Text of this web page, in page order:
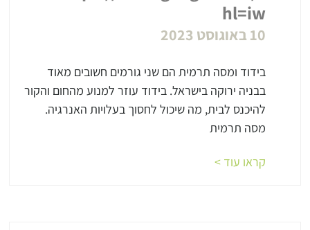
hl=iw
10 באוגוסט 2023
בידוד ומסה תרמית הם שני גורמים חשובים מאוד
בבניה ירוקה בישראל. בידוד עוזר למנוע מהחום והקור
להיכנס לבית, מה שיכול לחסוך בעלויות האנרגיה.
מסה תרמית
קראו עוד >